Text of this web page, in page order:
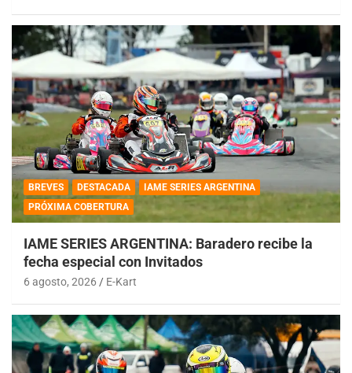
BREVES DESTACADA
IAME SERIES ARGENTINA
PRÓXIMA COBERTURA
IAME SERIES ARGENTINA: Baradero recibe la
fecha especial con Invitados
6 agosto, 2026 E-Kart